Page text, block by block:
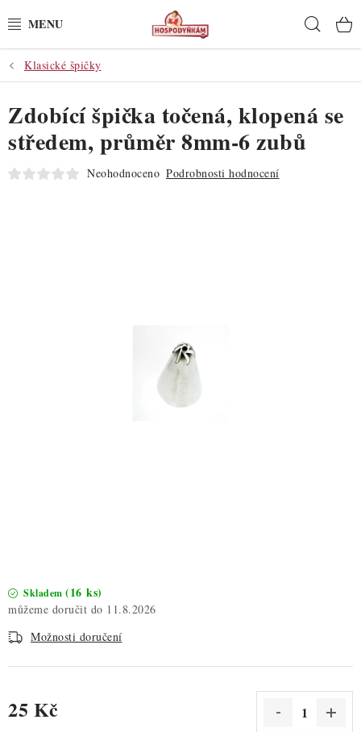
na
POTŘEBY
POMŮCKY
SUROVINY
Nepřevzetí zásilky na dobírku
Hodnocení obchodu
Podmínky ochrany osobních údajů
Klasické špičky
Skladem (16 ks)
11.8.2026
Možnosti doručení
25 Kč
Zdobící špička točená, klopená se
středem, průměr 8mm-6 zubů
Neohodnoceno Podrobnosti hodnocení